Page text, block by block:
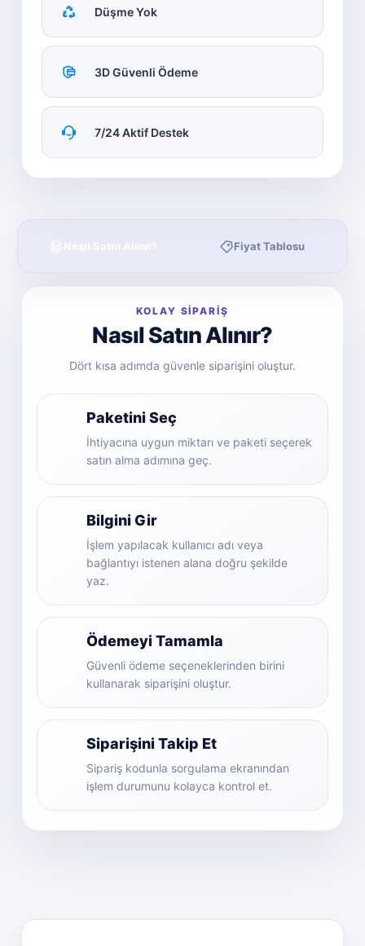
Düşme Yok
3D Güvenli Ödeme
7/24 Aktif Destek
Fiyat Tablosu
KOLAY SİPARİŞ
Nasıl Satın Alınır?
Dört kısa adımda güvenle siparişini oluştur.
Paketini Seç
İhtiyacına uygun miktarı ve paketi seçerek
satın alma adımına geç.
Bilgini Gir
İşlem yapılacak kullanıcı adı veya
bağlantıyı istenen alana doğru şekilde
yaz.
Ödemeyi Tamamla
Güvenli ödeme seçeneklerinden birini
kullanarak siparişini oluştur.
Siparişini Takip Et
Sipariş kodunla sorgulama ekranından
işlem durumunu kolayca kontrol et.